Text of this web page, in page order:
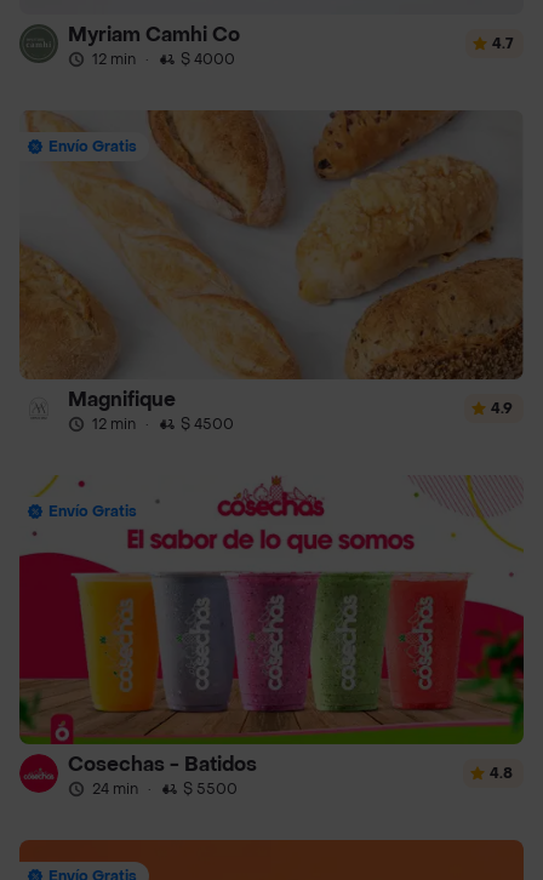
Myriam Camhi Co
12 min · $ 4000
4.7
Envío Gratis
Magnifique
12 min · $ 4500
4.9
Envío Gratis
Cosechas - Batidos
24 min · $ 5500
4.8